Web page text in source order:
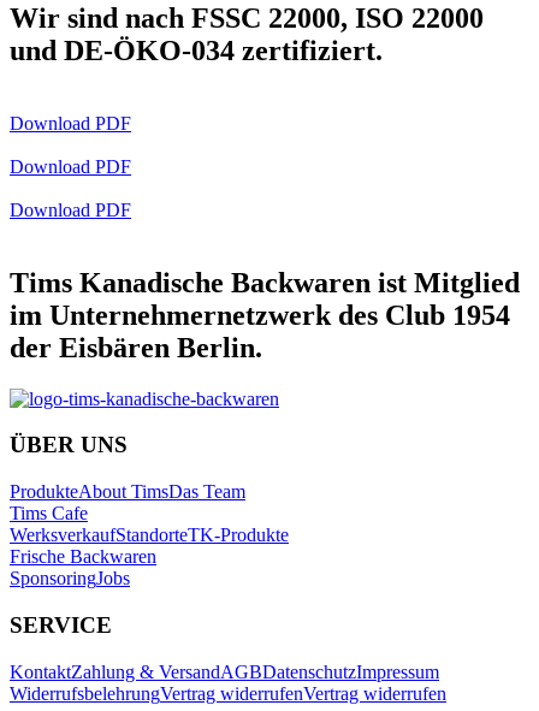
Wir sind nach FSSC 22000, ISO 22000
und DE-ÖKO-034 zertifiziert.
Download PDF
Download PDF
Download PDF
Tims Kanadische Backwaren ist Mitglied
im Unternehmernetzwerk des Club 1954
der Eisbären Berlin.
ÜBER UNS
ProdukteAbout TimsDas Team
Tims Cafe
WerksverkaufStandorteTK-Produkte
Frische Backwaren
SponsoringJobs
SERVICE
KontaktZahlung & VersandAGBDatenschutzImpressum
WiderrufsbelehrungVertrag widerrufenVertrag widerrufen